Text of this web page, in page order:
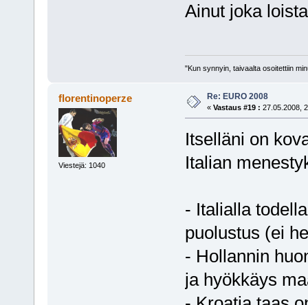
Ainut joka
"Kun synnyin, taivaalta osoitettiin
florentinoperze
Viestejä: 1040
Re: EURO 2008
« Vastaus #19 : 27.05.2008,
Itselläni on
Italian
- Italialla
puolustus (ei
- Hollannin
ja hyökkäys